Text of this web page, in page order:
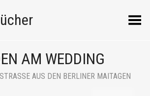
Menü umschalten
AM WEDDING
AUS DEN BERLINER MAITAGEN 1